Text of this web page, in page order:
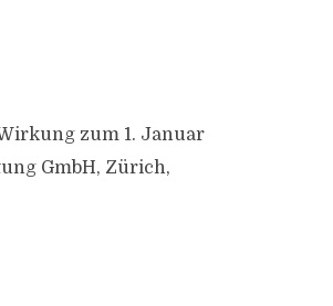
zum 1. Januar
GmbH, Zürich,